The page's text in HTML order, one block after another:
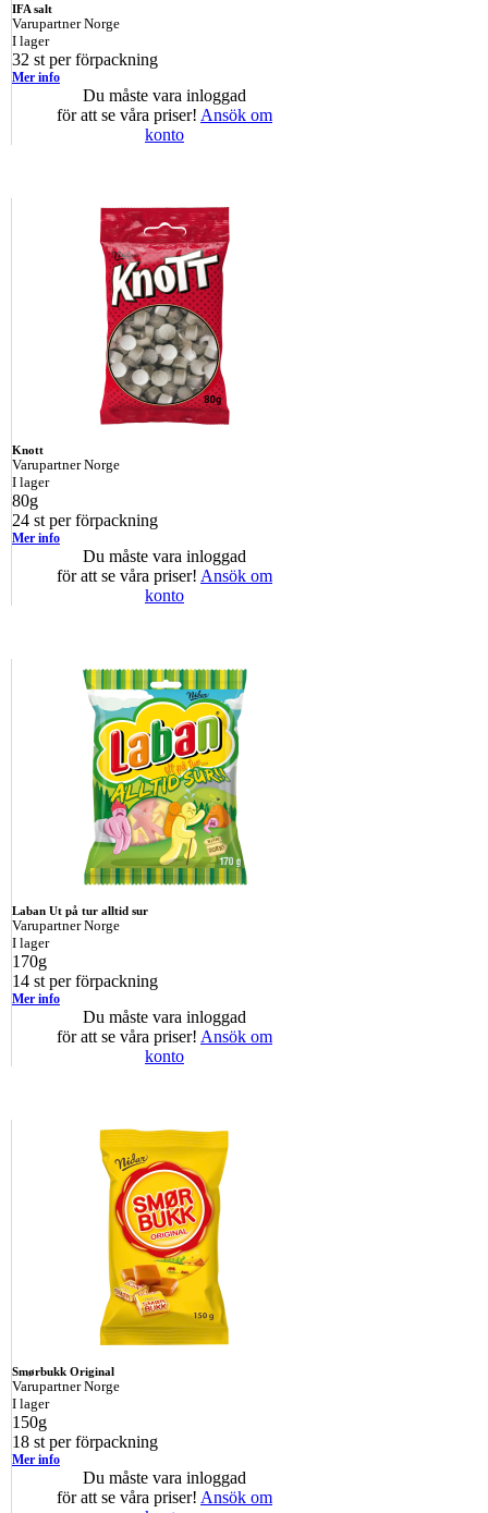
IFA salt
Varupartner Norge
I lager
32 st per förpackning
Mer info
Du måste vara inloggad
för att se våra priser! Ansök om
konto
Knott
Varupartner Norge
I lager
80g
24 st per förpackning
Mer info
Du måste vara inloggad
för att se våra priser! Ansök om
konto
Laban Ut på tur alltid sur
Varupartner Norge
I lager
170g
14 st per förpackning
Mer info
Du måste vara inloggad
för att se våra priser! Ansök om
konto
Smørbukk Original
Varupartner Norge
I lager
150g
18 st per förpackning
Mer info
Du måste vara inloggad
för att se våra priser! Ansök om